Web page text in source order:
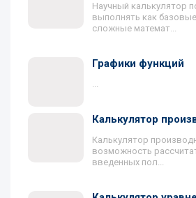
Научный калькулятор
выполнять как
сложные математ...
Графики функций
...
Калькулятор
Калькулятор
возможность
введенных пол...